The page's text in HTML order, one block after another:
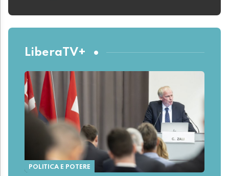
LiberaTV+
POLITICA E POTERE